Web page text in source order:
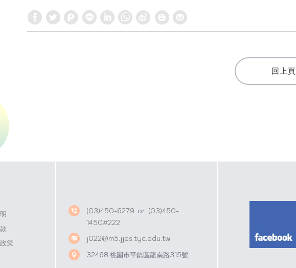
W
h
S
i
回上頁
策
(03)450-6279 or (03)450-
1450#222
j022@m5.jjes.tyc.edu.tw
32468 桃園市平鎮區龍南路315號